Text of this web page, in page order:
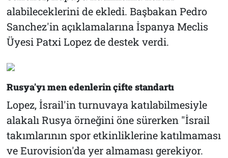
alabileceklerini de ekledi. Başbakan Pedro
Sanchez'in açıklamalarına İspanya Meclis
Üyesi Patxi Lopez de destek verdi.
Rusya'yı men edenlerin çifte standartı
Lopez, İsrail'in turnuvaya katılabilmesiyle
alakalı Rusya örneğini öne sürerken "İsrail
takımlarının spor etkinliklerine katılmaması
ve Eurovision'da yer almaması gerekiyor.